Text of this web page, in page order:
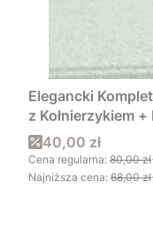
Elegancki
z Kołnierzykiem
Producent)
Cena promocyjna
40,00 zł
Cena regularna: 80,00 zł
Najniższa cena: 68,00 zł